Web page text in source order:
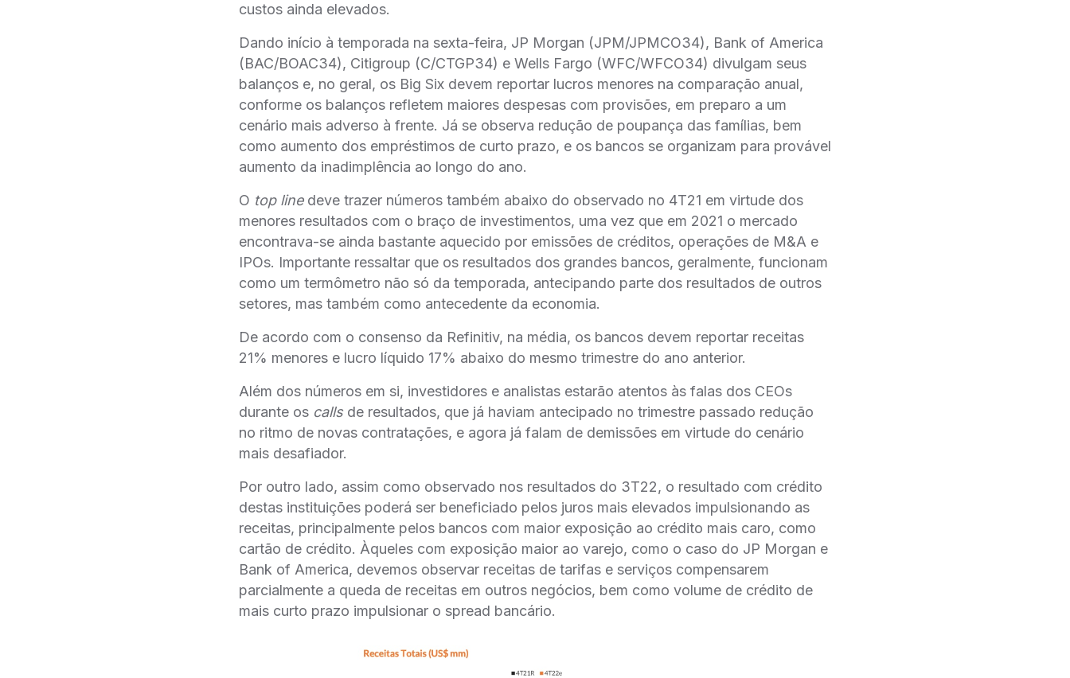
custos ainda elevados.
Dando início à temporada na sexta-feira, JP Morgan (JPM/JPMCO34), Bank of America
(BAC/BOAC34), Citigroup (C/CTGP34) e Wells Fargo (WFC/WFCO34) divulgam seus
balanços e, no geral, os Big Six devem reportar lucros menores na comparação anual,
conforme os balanços refletem maiores despesas com provisões, em preparo a um
cenário mais adverso à frente. Já se observa redução de poupança das famílias, bem
como aumento dos empréstimos de curto prazo, e os bancos se organizam para provável
aumento da inadimplência ao longo do ano.
O top line deve trazer números também abaixo do observado no 4T21 em virtude dos
menores resultados com o braço de investimentos, uma vez que em 2021 o mercado
encontrava-se ainda bastante aquecido por emissões de créditos, operações de M&A e
IPOs. Importante ressaltar que os resultados dos grandes bancos, geralmente, funcionam
como um termômetro não só da temporada, antecipando parte dos resultados de outros
setores, mas também como antecedente da economia.
De acordo com o consenso da Refinitiv, na média, os bancos devem reportar receitas
21% menores e lucro líquido 17% abaixo do mesmo trimestre do ano anterior.
Além dos números em si, investidores e analistas estarão atentos às falas dos CEOs
durante os calls de resultados, que já haviam antecipado no trimestre passado redução
no ritmo de novas contratações, e agora já falam de demissões em virtude do cenário
mais desafiador.
Por outro lado, assim como observado nos resultados do 3T22, o resultado com crédito
destas instituições poderá ser beneficiado pelos juros mais elevados impulsionando as
receitas, principalmente pelos bancos com maior exposição ao crédito mais caro, como
cartão de crédito. Àqueles com exposição maior ao varejo, como o caso do JP Morgan e
Bank of America, devemos observar receitas de tarifas e serviços compensarem
parcialmente a queda de receitas em outros negócios, bem como volume de crédito de
mais curto prazo impulsionar o spread bancário.